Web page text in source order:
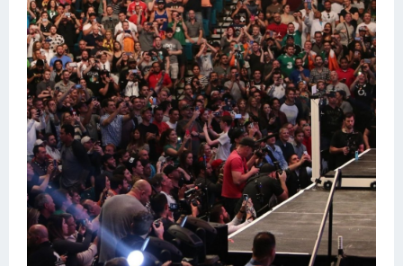
КатегорииФото
Еще картинки...
Футбол
Баскетбол
Хоккей
Велогонки
Конькобежный спорт